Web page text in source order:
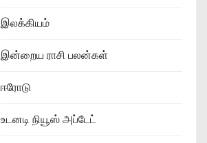
இலக்கியம்
இன்றைய ராசி பலன்கள்
ஈரோடு
உடனடி நியூஸ் அப்டேட்